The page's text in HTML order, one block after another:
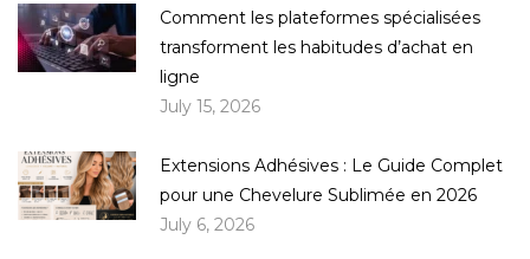
Comment les plateformes spécialisées
transforment les habitudes d’achat en
ligne
July 15, 2026
Extensions Adhésives : Le Guide Complet
pour une Chevelure Sublimée en 2026
July 6, 2026